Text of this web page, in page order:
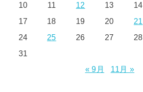
10
11 12 13 14
17
18 19 20 21
24
25 26 27 28
31
« 9月
11月 »